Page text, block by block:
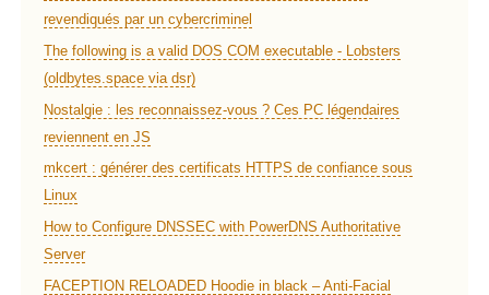
revendiqués par un cybercriminel
The following is a valid DOS COM executable - Lobsters
(oldbytes.space via dsr)
Nostalgie : les reconnaissez-vous ? Ces PC légendaires
reviennent en JS
mkcert : générer des certificats HTTPS de confiance sous
Linux
How to Configure DNSSEC with PowerDNS Authoritative
Server
FACEPTION RELOADED Hoodie in black – Anti-Facial